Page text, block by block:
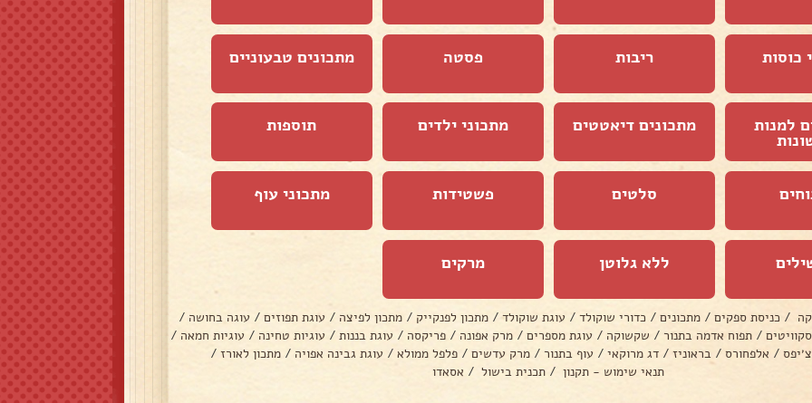
כוסות ריבות פסטה מתכונים טבעוניים
למנות מתכונים דיאטטים מתכוני ילדים תוספות
סלטים פשטידות מתכוני עוף
ללא גלוטן מרקים
/ כניסת ספקים / מתכונים / כדורי שוקולד / עוגת שוקולד / מתכון לפנקייק / מתכון לפיצה / עוגת תפוזים / עוגה בחושה /
/ תפוח אדמה בתנור / שקשוקה / עוגת מספרים / מרק אפונה / פריקסה / עוגת בננות / עוגיות טחינה / עוגיות חמאה /
/ אלפחורס / בראוניז / דג מרוקאי / עוף בתנור / מרק עדשים / פלפל ממולא / עוגת גבינה אפויה / מתכון לאורז /
תנאי שימוש - תקנון / תכנית בישול / אסאדו